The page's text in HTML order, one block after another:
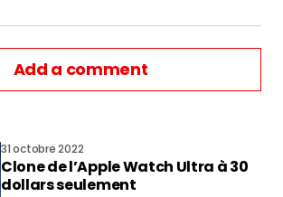
Add a comment
vous connecter
31 octobre 2022
Clone de l’Apple Watch Ultra à 30
dollars seulement